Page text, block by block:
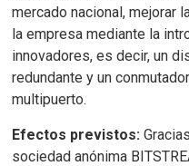
mercado nacional, mejorar
la empresa mediante la
innovadores, es decir, un
redundante y un
multipuerto.
Efectos previstos:
sociedad anónima